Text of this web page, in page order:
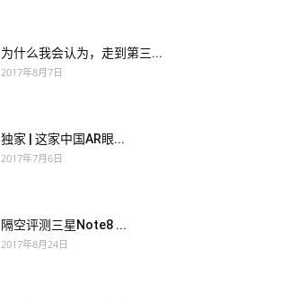
为什么我会认为，走到第三...
2017年8月7日
独家 | 这家中国AR眼...
2017年7月6日
隔空评测三星Note8 ...
2017年8月24日